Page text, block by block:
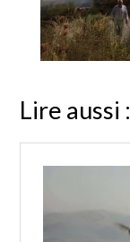
Lire aussi :